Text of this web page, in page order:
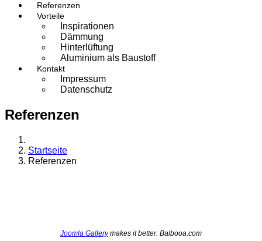
Referenzen
Vorteile
Inspirationen
Dämmung
Hinterlüftung
Aluminium als Baustoff
Kontakt
Impressum
Datenschutz
Referenzen
Startseite
Referenzen
Joomla Gallerymakes it better. Balbooa.com